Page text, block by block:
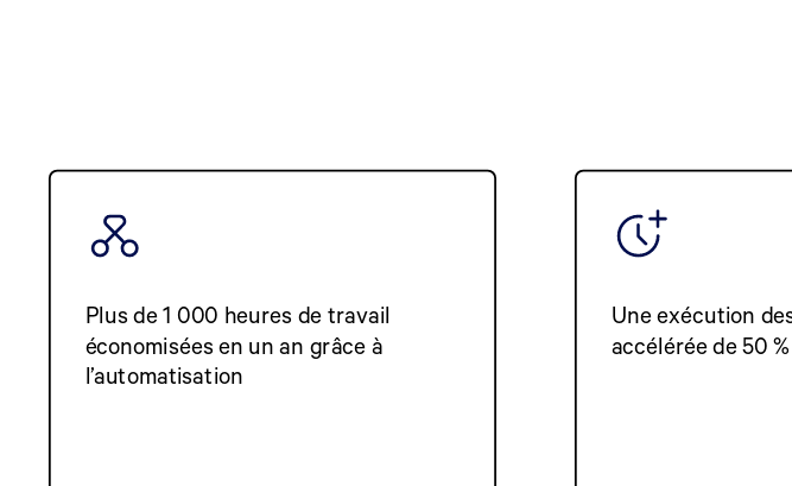
Plus de 1 000 heures de travail
économisées en un an grâce à
l’automatisation
Une exécution
accélérée de 50 %